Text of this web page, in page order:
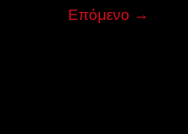
Επόμενο →